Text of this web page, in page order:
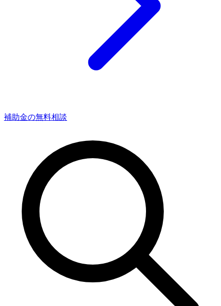
補助金の無料相談